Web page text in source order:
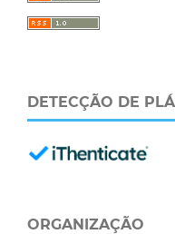
DETECÇÃO DE
ORGANIZAÇÃO